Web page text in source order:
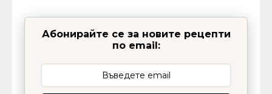
Абонирайте се за новите рецепти
по email: